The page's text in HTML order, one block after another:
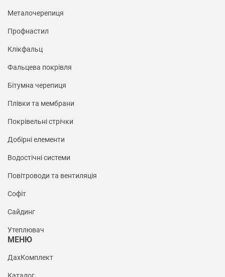
Металочерепиця
Профнастил
Клікфальц
Фальцева покрівля
Бітумна черепиця
Плівки та мембрани
Покрівельні стрічки
Добірні елементи
Водостічні системи
Повітроводи та вентиляція
Софіт
Сайдинг
Утеплювач
МЕНЮ
ДахКомплект
Каталог